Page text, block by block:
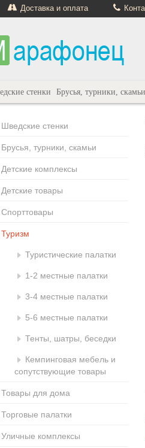
Доставка и оплата
стенки Брусья, турники, скамьи
Шведские стенки
Брусья, турники, скамьи
Детские комплексы
Детские товары
Спорттовары
Туризм
Туристические палатки
1-2 местные палатки
3-4 местные палатки
5-6 местные палатки
Тенты, шатры, беседки
Кемпинговая мебель и
сопутствующие товары
Товары для дома
Торговые палатки
Уличные комплексы